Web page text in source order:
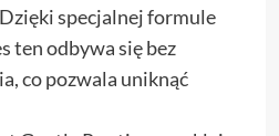
specjalnej formule
ten odbywa się bez
co pozwala uniknąć